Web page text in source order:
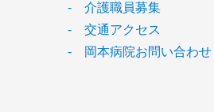
- 介護職員募集
- 交通アクセス
- 岡本病院お問い合わせ